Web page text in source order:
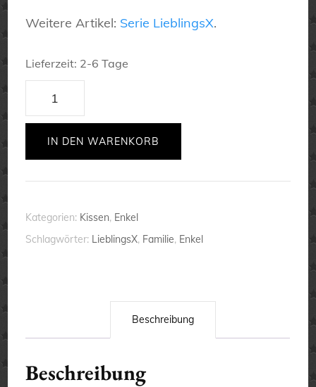
Weitere Artikel: Serie LieblingsX.
Lieferzeit: 2-6 Tage
Enkelin
-
-
Wohlfühlen
IN DEN WARENKORB
Kategorien: Kissen, Enkel
Schlagwörter: LieblingsX, Familie, Enkel
Beschreibung
Beschreibung